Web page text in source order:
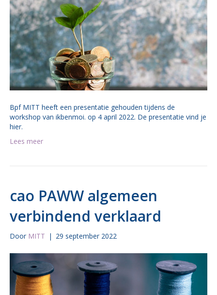
Bpf MITT heeft een presentatie gehouden tijdens de
workshop van ikbenmoi. op 4 april 2022. De presentatie vind je
hier.
Lees meer
cao PAWW algemeen
verbindend verklaard
Door MITT | 29 september 2022